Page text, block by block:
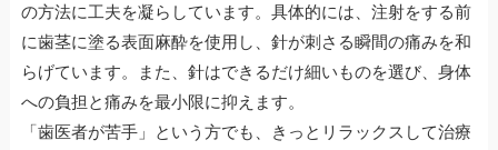
の方法に工夫を凝らしています。具体的には、注射をする前
に歯茎に塗る表面麻酔を使用し、針が刺さる瞬間の痛みを和
らげています。また、針はできるだけ細いものを選び、身体
への負担と痛みを最小限に抑えます。
「歯医者が苦手」という方でも、きっとリラックスして治療